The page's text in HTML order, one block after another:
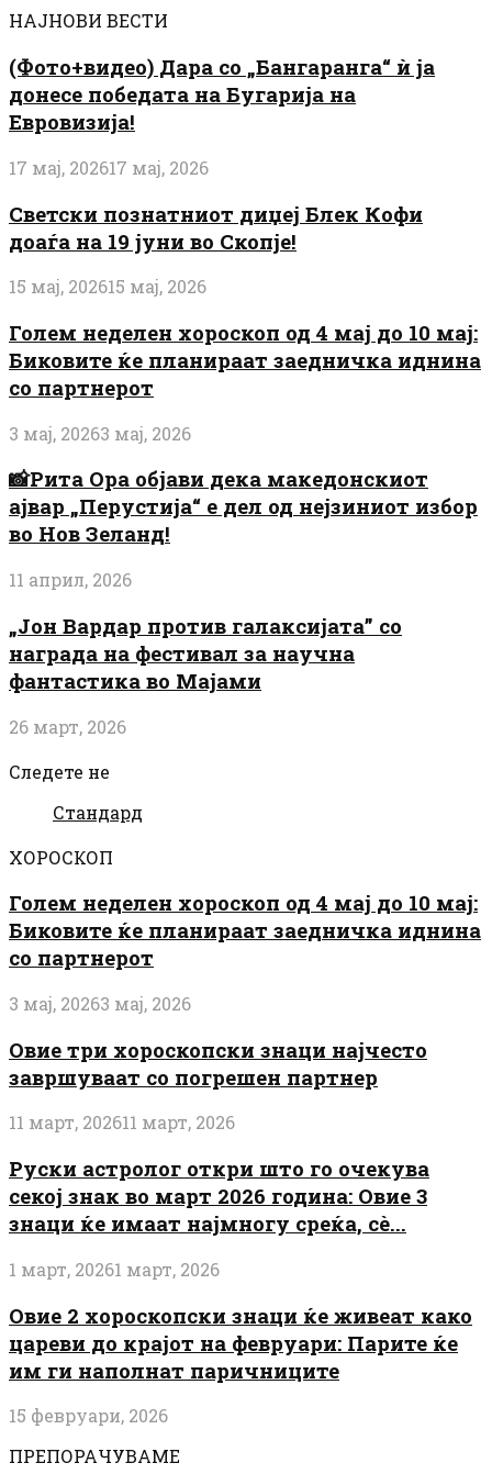
НАЈНОВИ ВЕСТИ
(Фото+видео) Дара со „Бангаранга“ ѝ ја
донесе победата на Бугарија на
Евровизија!
17 мај, 202617 мај, 2026
Светски познатниот диџеј Блек Кофи
доаѓа на 19 јуни во Скопје!
15 мај, 202615 мај, 2026
Голем неделен хороскоп од 4 мај до 10 мај:
Биковите ќе планираат заедничка иднина
со партнерот
3 мај, 20263 мај, 2026
📸Рита Ора објави дека македонскиот
ајвар „Перустија“ е дел од нејзиниот избор
во Нов Зеланд!
11 април, 2026
„Јон Вардар против галаксијата” со
награда на фестивал за научна
фантастика во Мајами
26 март, 2026
Следете не
Стандард
ХОРОСКОП
Голем неделен хороскоп од 4 мај до 10 мај:
Биковите ќе планираат заедничка иднина
со партнерот
3 мај, 20263 мај, 2026
Овие три хороскопски знаци најчесто
завршуваат со погрешен партнер
11 март, 202611 март, 2026
Руски астролог откри што го очекува
секој знак во март 2026 година: Овие 3
знаци ќе имаат најмногу среќа, сè...
1 март, 20261 март, 2026
Овие 2 хороскопски знаци ќе живеат како
цареви до крајот на февруари: Парите ќе
им ги наполнат паричниците
15 февруари, 2026
ПРЕПОРАЧУВАМЕ